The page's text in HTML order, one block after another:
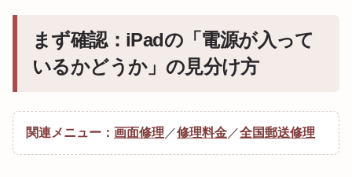
まず確認：iPadの「電源が入って
いるかどうか」の見分け方
関連メニュー： 画面修理 ／修理料金 ／全国郵送修理